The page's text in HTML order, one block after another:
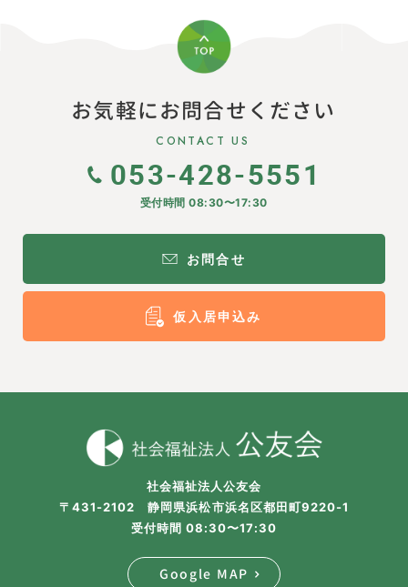
お気軽にお問合せください
CONTACT US
053-428-5551
受付時間 08:30〜17:30
お問合せ
仮入居申込み
社会福祉法人公友会
〒431-2102 静岡県浜松市浜名区都田町9220-1
受付時間 08:30〜17:30
Google MAP